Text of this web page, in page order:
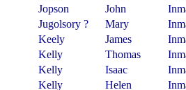
Jopson
John
Jugolsory ?
Mary
Keely
James
Kelly
Thomas
Kelly
Isaac
Kelly
Helen